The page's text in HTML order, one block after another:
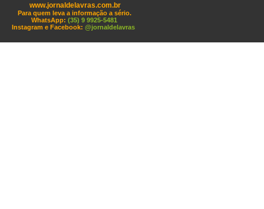
www.jornaldelavras.com.br
Para quem leva a informação a sério.
WhatsApp: (35) 9 9925-5481
Instagram e Facebook: @jornaldelavras